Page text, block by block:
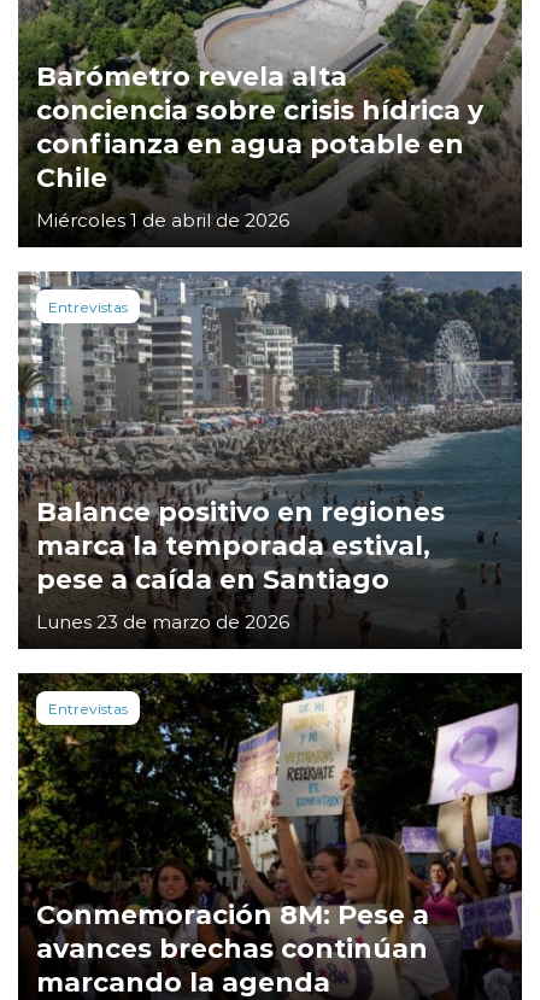
Barómetro revela alta
conciencia sobre crisis hídrica y
confianza en agua potable en
Chile
Miércoles 1 de abril de 2026
Entrevistas
Balance positivo en regiones
marca la temporada estival,
pese a caída en Santiago
Lunes 23 de marzo de 2026
Entrevistas
Conmemoración 8M: Pese a
avances brechas continúan
marcando la agenda